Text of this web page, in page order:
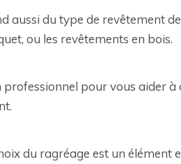
aussi du type de revêtement
ou les revêtements en bois.
professionnel pour vous aider
du ragréage est un élément